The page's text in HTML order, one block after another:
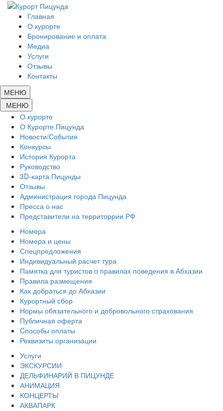
Главная
О курорте
Бронирование и оплата
Медиа
Услуги
Отзывы
Контакты
МЕНЮ
МЕНЮ
О курорте
О Курорте Пицунда
Новости/События
Конкурсы
История Курорта
Руководство
3D-карта Пицунды
Отзывы
Администрация города Пицунда
Пресса о нас
Представители на территоррии РФ
Номера
Номера и цены
Спецпредложения
Индивидуальный расчет тура
Памятка для туристов о правилах поведения в Абхазии
Правила размещения
Как добраться до Абхазии
Курортный сбор
Нормы обязательного и добровольного страхования
Публичная оферта
Cпособы оплаты
Реквизиты организации
Услуги
ЭКСКУРСИИ
ДЕЛЬФИНАРИЙ В ПИЦУНДЕ
АНИМАЦИЯ
КОНЦЕРТЫ
АКВАПАРК